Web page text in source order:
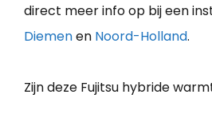
direct meer info op bij een
Diemenen Noord-Holland.
Zijn deze Fujitsu hybride